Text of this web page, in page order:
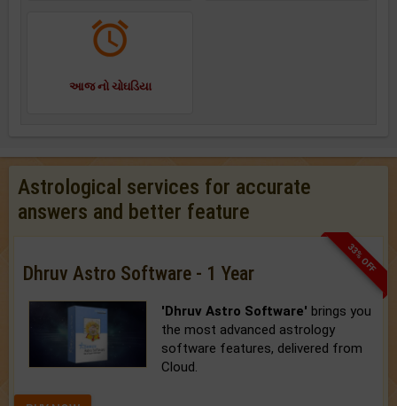
આજ નો ચોઘડિયા
Astrological services for accurate
answers and better feature
33% OFF
Dhruv Astro Software - 1 Year
'Dhruv Astro Software' brings you
the most advanced astrology
software features, delivered from
Cloud.